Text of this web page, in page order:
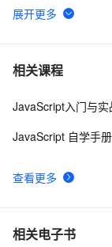
6 安装VS2005
7 springboot集成
8 在代码中使用
相关课程
查看更多
JavaScript入门与实
JavaScript 自学手
相关电子书